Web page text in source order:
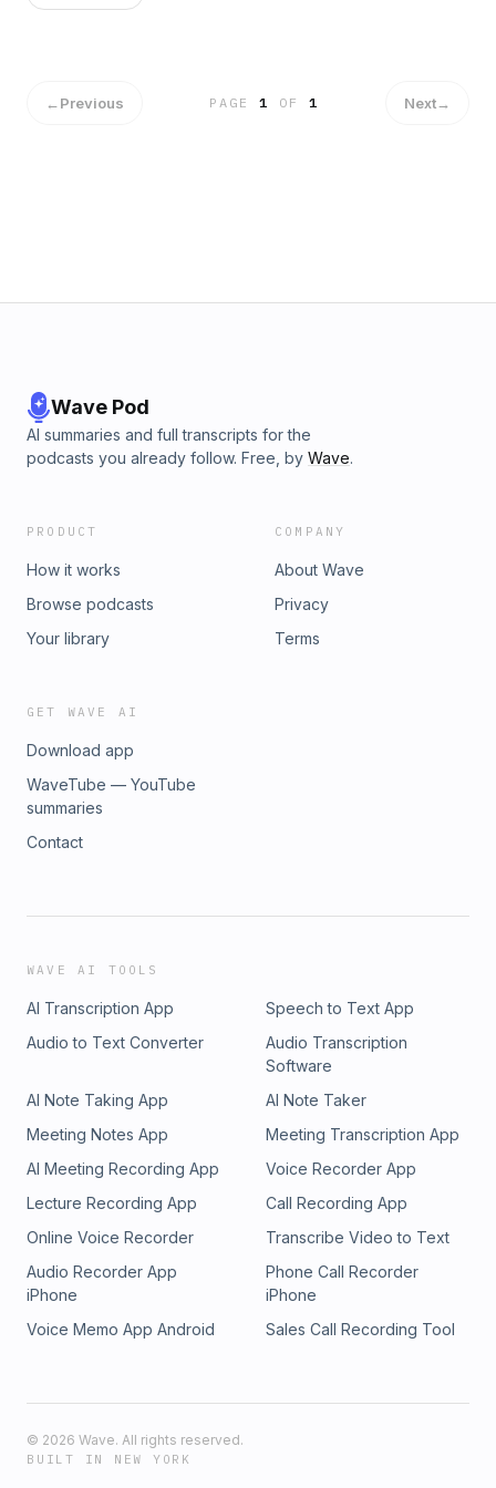
ההגבלות של ויזת תייר? אילו ויזות עבודה קיימות? ואיך ניתן להיערך
עד כמה חשוב תכנון מקדים והכנת תוכנית עסקית?אילו אתגרים
←Previous PAGE1 OF 1 Next→
Wave Pod
AI summaries and full transcripts for the
podcasts you already follow. Free, by Wave.
PRODUCT
How it works
Browse podcasts
Your library
COMPANY
About Wave
Privacy
Terms
GET WAVE AI
Download app
WaveTube — YouTube
summaries
Contact
WAVE AI TOOLS
AI Transcription App
Speech to Text App
Audio to Text Converter
Audio Transcription
Software
AI Note Taking App
AI Note Taker
Meeting Notes App
Meeting Transcription App
AI Meeting Recording App
Voice Recorder App
Lecture Recording App
Call Recording App
Online Voice Recorder
Transcribe Video to Text
Audio Recorder App
iPhone
Phone Call Recorder
iPhone
Voice Memo App Android
Sales Call Recording Tool
© 2026 Wave. All rights reserved.
BUILT IN NEW YORK